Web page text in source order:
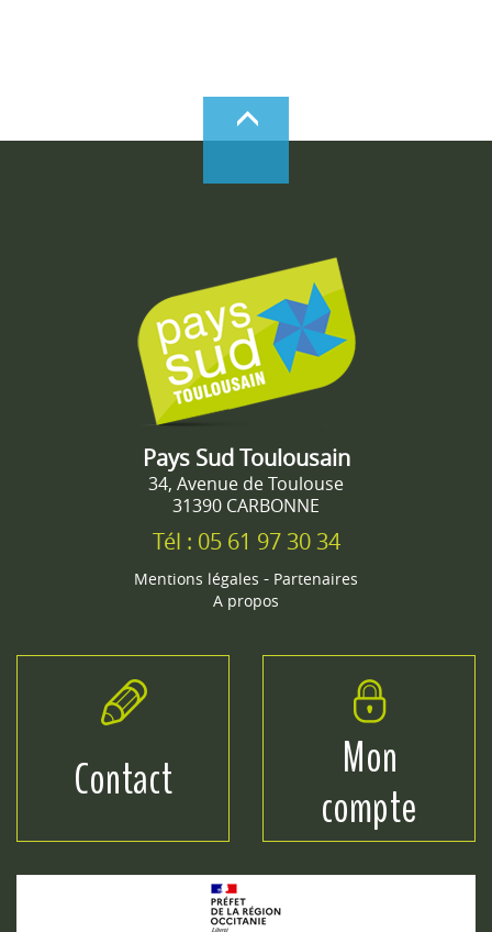
Pays Sud Toulousain
34, Avenue de Toulouse
31390 CARBONNE
Tél : 05 61 97 30 34
Mentions légales - Partenaires
A propos
Contact
Mon
compte